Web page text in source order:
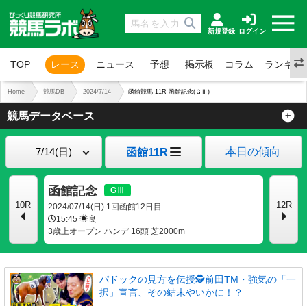
新規登録 ログイン
TOP レース ニュース 予想 掲示板 コラム ランキン
Home 競馬DB 2024/7/14 函館競馬 11R 函館記念(ＧⅢ)
競馬データベース
函館11R 本日の傾向
10R
函館記念
2024/07/14(日) 1回函館12日目
15:45
良
3歳上オープン ハンデ 16頭 芝2000m
12R
パドックの見方を伝授🕵前田TM・強気の「一
択」宣言、その結末やいかに！？